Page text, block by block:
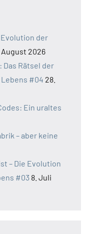
der
August 2026
Rätsel der
#04 28.
Ein uraltes
– aber keine
– Die Evolution
#03 8. Juli